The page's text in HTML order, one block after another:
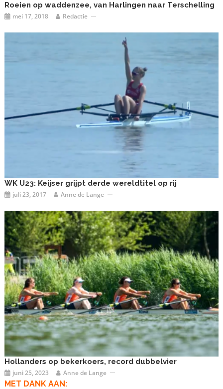
Roeien op waddenzee, van Harlingen naar Terschelling
mei 17, 2018 Redactie
WK U23: Keijser grijpt derde wereldtitel op rij
juli 23, 2017 Anne de Lange
Hollanders op bekerkoers, record dubbelvier
juni 25, 2023 Anne de Lange
MET DANK AAN: